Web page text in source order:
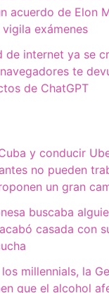
acuerdo de Elon
exámenes
de internet ya se
te
de ChatGPT
y conducir
no pueden
un gran
buscaba
casada con
millennials, la
que el alcohol